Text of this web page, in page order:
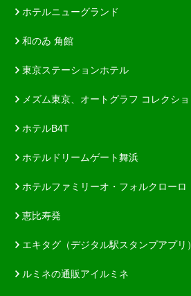
ホテルニューグランド
和のゐ 角館
東京ステーションホテル
メズム東京、オートグラフ コレクショ
ホテルB4T
ホテルドリームゲート舞浜
ホテルファミリーオ・フォルクローロ
恵比寿発
エキタグ（デジタル駅スタンプアプリ）
ルミネの通販アイルミネ